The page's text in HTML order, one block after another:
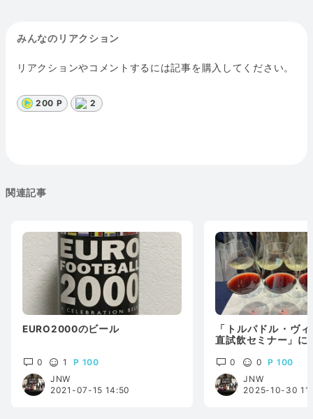
みんなのリアクション
リアクションやコメントするには記事を購入してください。
200 P 2
関連記事
EURO2000のビール
0 1
100
JNW
2021-07-15 14:50
「トルパドル・ヴ
直試飲セミナー」に
0 0
100
JNW
2025-10-30